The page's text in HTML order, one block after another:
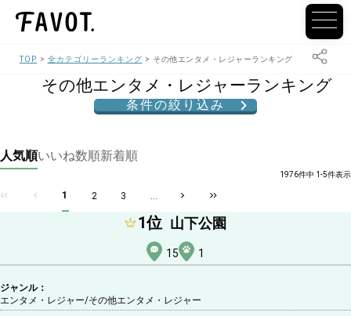
TOP 全カテゴリーランキング その他エンタメ・レジャーランキング
その他エンタメ・レジャーランキング
条件の絞り込み
人気順いいね数順新着順
1976件中 1-5件表示
1 2 3 ...
1位 山下公園
15 1
ジャンル：
エンタメ・レジャー/その他エンタメ・レジャー